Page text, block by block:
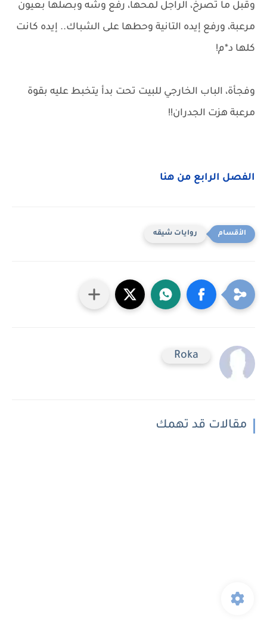
وقبل ما تصرخ، الراجل لمحها، رفع وشه وبصلها بعيون
مرعبة، ورفع إيده التانية وحطها على الشباك.. إيده كانت
كلها د*م!
وفجأة، الباب الخارجي للبيت تحت بدأ يتخبط عليه بقوة
مرعبة هزت الجدران!!
الفصل الرابع من هنا
روايات شيقه
Roka
مقالات قد تهمك